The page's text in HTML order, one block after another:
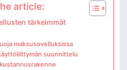
article:
tärkeimmät
maksusovelluksissa
suunnittelu